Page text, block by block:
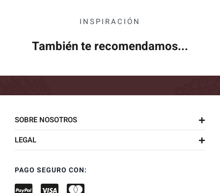
INSPIRACIÓN
También te recomendamos...
SOBRE NOSOTROS
LEGAL
PAGO SEGURO CON: